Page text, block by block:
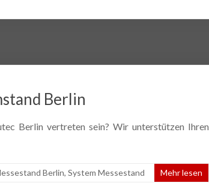
Berlin
Berlin vertreten sein? Wir unterstützen Ihren
Berlin, System Messestand Mehr lesen